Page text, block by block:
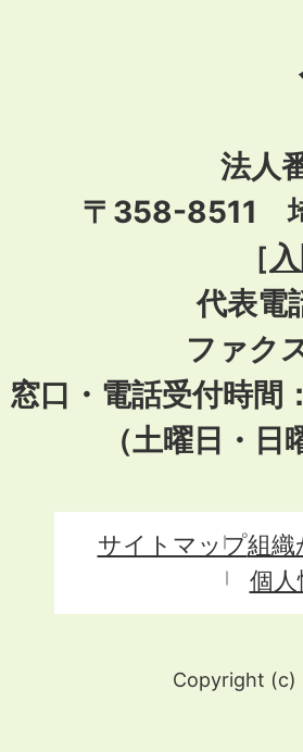
法人
〒358-8511
［
代表電
ファク
窓口・電話受付時
（土曜日・
サイトマップ組織
個
Copyright (c)